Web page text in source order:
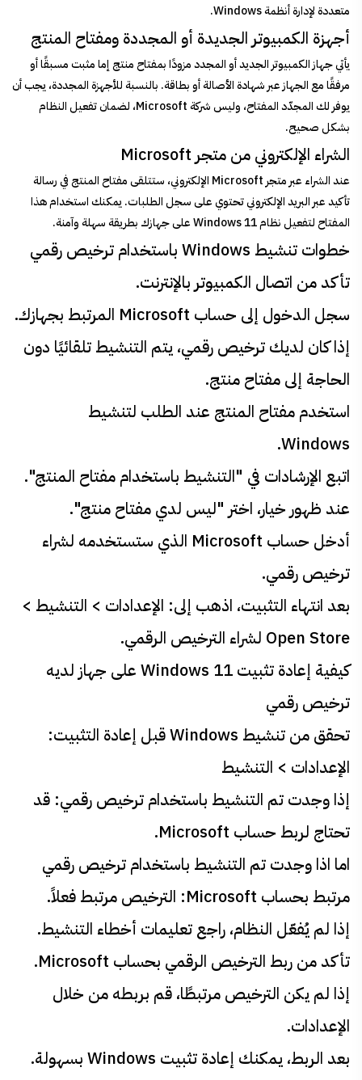
متعددة لإدارة أنظمة Windows.
أجهزة الكمبيوتر الجديدة أو المجددة ومفتاح المنتج
يأتي جهاز الكمبيوتر الجديد أو المجدد مزودًا بمفتاح منتج إما مثبت مسبقًا أو
مرفقًا مع الجهاز عبر شهادة الأصالة أو بطاقة. بالنسبة للأجهزة المجددة، يجب أن
يوفر لك المجدّد المفتاح، وليس شركة Microsoft، لضمان تفعيل النظام
بشكل صحيح.
الشراء الإلكتروني من متجر Microsoft
عند الشراء عبر متجر Microsoft الإلكتروني، ستتلقى مفتاح المنتج في رسالة
تأكيد عبر البريد الإلكتروني تحتوي على سجل الطلبات. يمكنك استخدام هذا
المفتاح لتفعيل نظام Windows 11 على جهازك بطريقة سهلة وآمنة.
خطوات تنشيط Windows باستخدام ترخيص رقمي
تأكد من اتصال الكمبيوتر بالإنترنت.
سجل الدخول إلى حساب Microsoft المرتبط بجهازك.
إذا كان لديك ترخيص رقمي، يتم التنشيط تلقائيًا دون
الحاجة إلى مفتاح منتج.
استخدم مفتاح المنتج عند الطلب لتنشيط
Windows.
اتبع الإرشادات في "التنشيط باستخدام مفتاح المنتج".
عند ظهور خيار، اختر "ليس لدي مفتاح منتج".
أدخل حساب Microsoft الذي ستستخدمه لشراء
ترخيص رقمي.
بعد انتهاء التثبيت، اذهب إلى: الإعدادات > التنشيط >
Open Store لشراء الترخيص الرقمي.
كيفية إعادة تثبيت Windows 11 على جهاز لديه
ترخيص رقمي
تحقق من تنشيط Windows قبل إعادة التثبيت:
الإعدادات > التنشيط
إذا وجدت تم التنشيط باستخدام ترخيص رقمي: قد
تحتاج لربط حساب Microsoft.
اما اذا وجدت تم التنشيط باستخدام ترخيص رقمي
مرتبط بحساب Microsoft: الترخيص مرتبط فعلاً.
إذا لم يُفعّل النظام، راجع تعليمات أخطاء التنشيط.
تأكد من ربط الترخيص الرقمي بحساب Microsoft.
إذا لم يكن الترخيص مرتبطًا، قم بربطه من خلال
الإعدادات.
بعد الربط، يمكنك إعادة تثبيت Windows بسهولة.